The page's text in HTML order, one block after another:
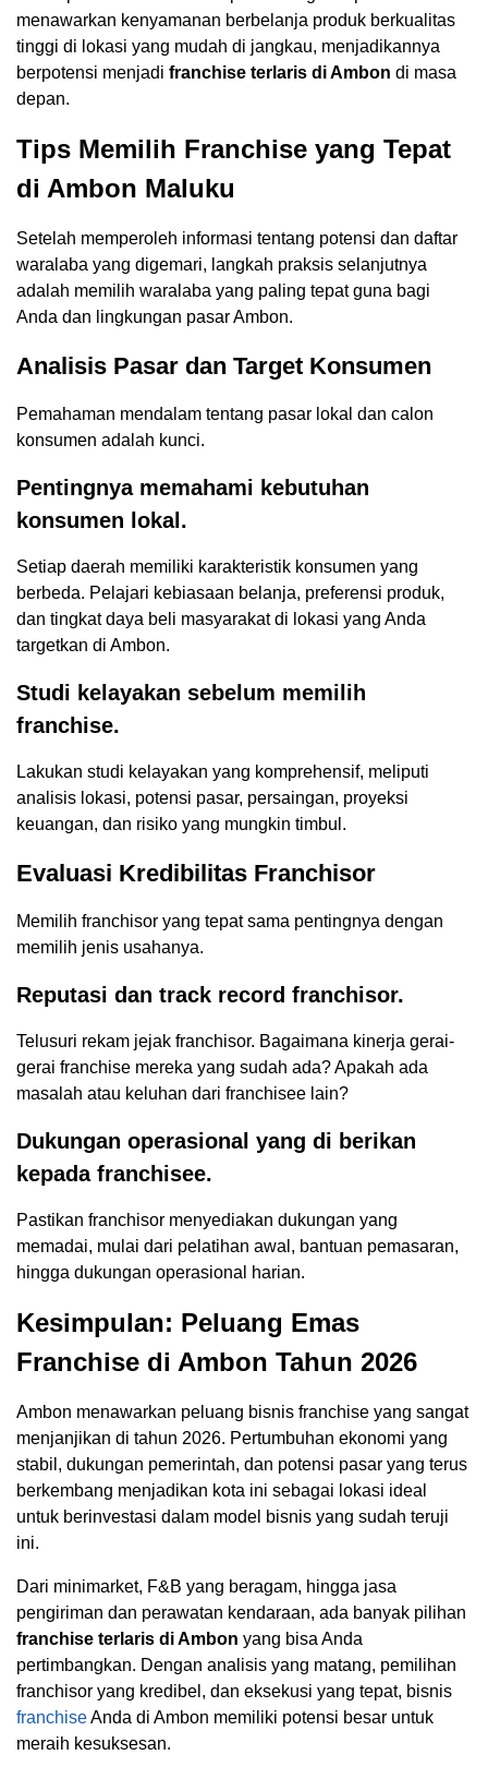
menawarkan kenyamanan berbelanja produk berkualitas
tinggi di lokasi yang mudah di jangkau, menjadikannya
berpotensi menjadi franchise terlaris di Ambon di masa
depan.
Tips Memilih Franchise yang Tepat
di Ambon Maluku
Setelah memperoleh informasi tentang potensi dan daftar
waralaba yang digemari, langkah praksis selanjutnya
adalah memilih waralaba yang paling tepat guna bagi
Anda dan lingkungan pasar Ambon.
Analisis Pasar dan Target Konsumen
Pemahaman mendalam tentang pasar lokal dan calon
konsumen adalah kunci.
Pentingnya memahami kebutuhan
konsumen lokal.
Setiap daerah memiliki karakteristik konsumen yang
berbeda. Pelajari kebiasaan belanja, preferensi produk,
dan tingkat daya beli masyarakat di lokasi yang Anda
targetkan di Ambon.
Studi kelayakan sebelum memilih
franchise.
Lakukan studi kelayakan yang komprehensif, meliputi
analisis lokasi, potensi pasar, persaingan, proyeksi
keuangan, dan risiko yang mungkin timbul.
Evaluasi Kredibilitas Franchisor
Memilih franchisor yang tepat sama pentingnya dengan
memilih jenis usahanya.
Reputasi dan track record franchisor.
Telusuri rekam jejak franchisor. Bagaimana kinerja gerai-
gerai franchise mereka yang sudah ada? Apakah ada
masalah atau keluhan dari franchisee lain?
Dukungan operasional yang di berikan
kepada franchisee.
Pastikan franchisor menyediakan dukungan yang
memadai, mulai dari pelatihan awal, bantuan pemasaran,
hingga dukungan operasional harian.
Kesimpulan: Peluang Emas
Franchise di Ambon Tahun 2026
Ambon menawarkan peluang bisnis franchise yang sangat
menjanjikan di tahun 2026. Pertumbuhan ekonomi yang
stabil, dukungan pemerintah, dan potensi pasar yang terus
berkembang menjadikan kota ini sebagai lokasi ideal
untuk berinvestasi dalam model bisnis yang sudah teruji
ini.
Dari minimarket, F&B yang beragam, hingga jasa
pengiriman dan perawatan kendaraan, ada banyak pilihan
franchise terlaris di Ambon yang bisa Anda
pertimbangkan. Dengan analisis yang matang, pemilihan
franchisor yang kredibel, dan eksekusi yang tepat, bisnis
franchiseAnda di Ambon memiliki potensi besar untuk
meraih kesuksesan.